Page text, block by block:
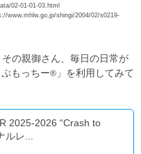
02-01-01-03.html
www.mhlw.go.jp/shingi/2004/02/s0219-
の親御さん、毎日の日常が
もっちー® 」を利用してみて
2025-2026 “Crash to
レ...